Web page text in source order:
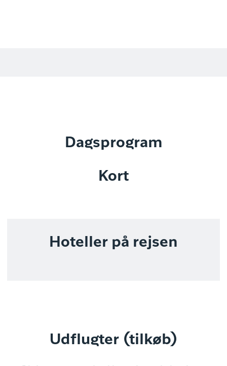
Dagsprogram
Kort
Hoteller på rejsen
Udflugter (tilkøb)